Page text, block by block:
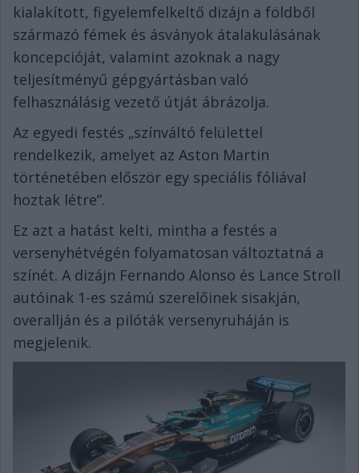
kialakított, figyelemfelkeltő dizájn a földből
származó fémek és ásványok átalakulásának
koncepcióját, valamint azoknak a nagy
teljesítményű gépgyártásban való
felhasználásig vezető útját ábrázolja.
Az egyedi festés „színváltó felülettel
rendelkezik, amelyet az Aston Martin
történetében először egy speciális fóliával
hoztak létre”.
Ez azt a hatást kelti, mintha a festés a
versenyhétvégén folyamatosan változtatná a
színét. A dizájn Fernando Alonso és Lance Stroll
autóinak 1-es számú szerelőinek sisakján,
overallján és a pilóták versenyruháján is
megjelenik.